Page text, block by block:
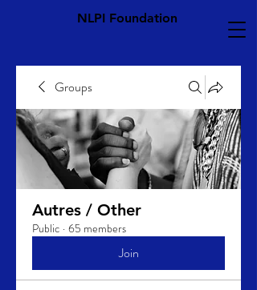
NLPI Foundation
Groups
Autres / Other
Public · 65 members
Join